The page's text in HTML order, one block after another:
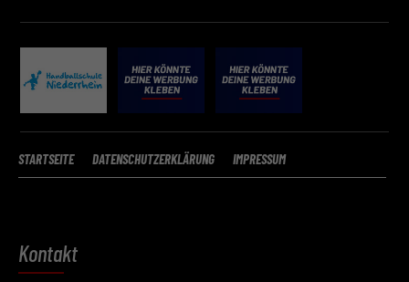
STARTSEITE DATENSCHUTZERKLÄRUNG IMPRESSUM
Kontakt
Speichern
Datenschutzeinstellungen
Essenziell (2)
Cookie-Informationen anzeigen